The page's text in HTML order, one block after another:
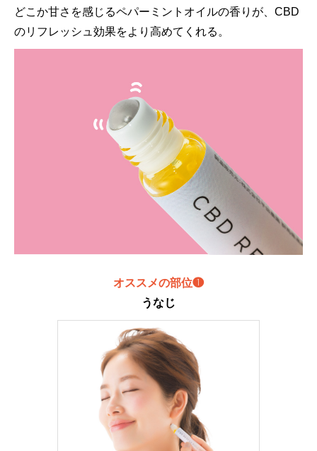
どこか甘さを感じるペパーミントオイルの香りが、CBD
のリフレッシュ効果をより高めてくれる。
オススメの部位❶
うなじ